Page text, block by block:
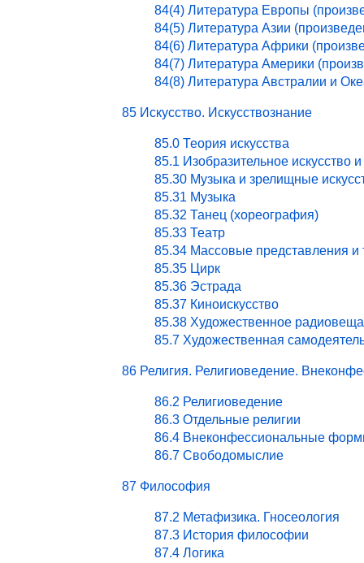
84(4) Литература Европы
84(5) Литература Азии
84(6) Литература Африки
84(7) Литература Америки
84(8) Литература Австралии и
85 Искусство. Искусствознание
85.0 Теория искусства
85.1 Изобразительное искусство и
85.30 Музыка и зрелищные
85.31 Музыка
85.32 Танец (хореография)
85.33 Театр
85.34 Массовые представления и
85.35 Цирк
85.36 Эстрада
85.37 Киноискусство
85.38 Художественное
85.7 Художественная
86 Религия. Религиоведение.
86.2 Религиоведение
86.3 Отдельные религии
86.4 Внеконфессиональные
86.7 Свободомыслие
87 Философия
87.2 Метафизика. Гносеология
87.3 История философии
87.4 Логика